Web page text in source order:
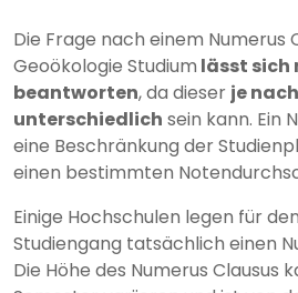
Die Frage nach einem Numerus
Geoökologie Studium lässt sich
beantworten, da dieser je
unterschiedlich sein kann. Ein
eine Beschränkung der
einen bestimmten
Einige Hochschulen legen für
Studiengang tatsächlich einen
Die Höhe des Numerus Clausus